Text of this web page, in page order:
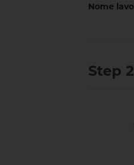
Nome
Step 2